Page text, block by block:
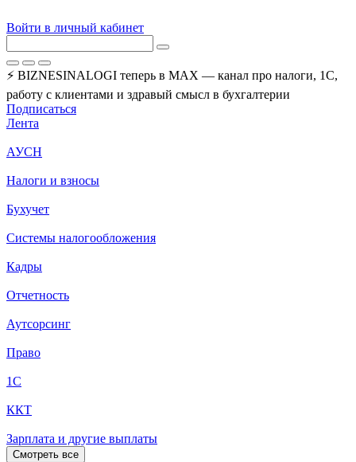
Войти в личный кабинет
⚡ BIZNESINALOGI теперь в MAX — канал про налоги, 1С,
работу с клиентами и здравый смысл в бухгалтерии
Подписаться
Лента
АУСН
Налоги и взносы
Бухучет
Системы налогообложения
Кадры
Отчетность
Аутсорсинг
Право
1С
ККТ
Зарплата и другие выплаты
Смотреть все